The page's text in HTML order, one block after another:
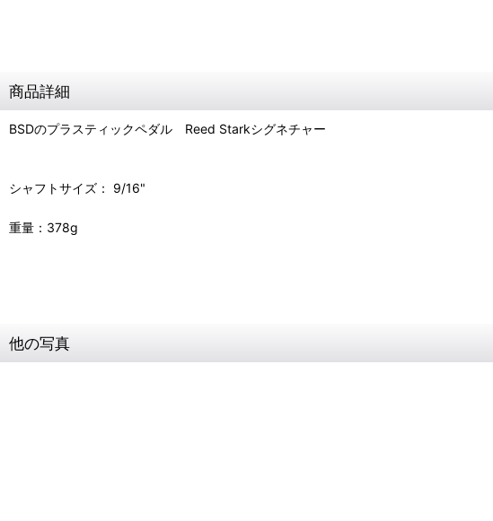
商品詳細
BSDのプラスティックペダル Reed Starkシグネチャー
シャフトサイズ： 9/16"
重量：378g
他の写真